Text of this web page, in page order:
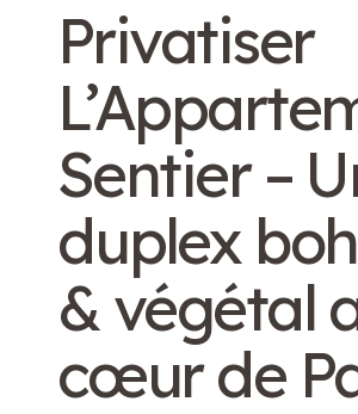
Privatiser
Sentier –
duplex
& végétal
cœur de